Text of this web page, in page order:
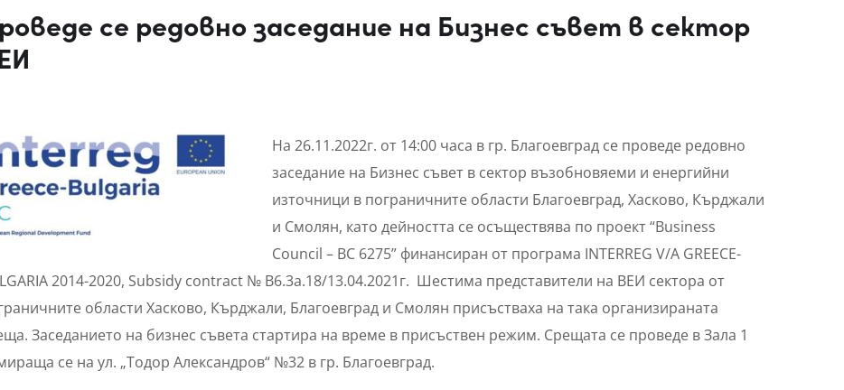
се редовно заседание на Бизнес съвет в сектор
На 26.11.2022г. от 14:00 часа в гр. Благоевград се проведе редовно
заседание на Бизнес съвет в сектор възобновяеми и енергийни
източници в пограничните области Благоевград, Хасково, Кърджали
и Смолян, като дейността се осъществява по проект “Business
Council – BC 6275” финансиран от програма INTERREG V/A GREECE-
2014-2020, Subsidy contract № B6.3a.18/13.04.2021г. Шестима представители на ВЕИ сектора от
области Хасково, Кърджали, Благоевград и Смолян присъстваха на така организираната
Заседанието на бизнес съвета стартира на време в присъствен режим. Срещата се проведе в Зала 1
се на ул. „Тодор Александров“ №32 в гр. Благоевград.